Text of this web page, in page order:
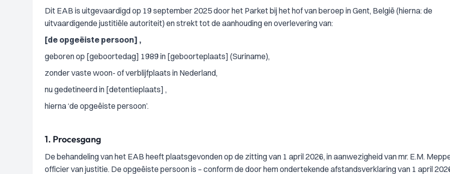
Dit EAB is uitgevaardigd op 19 september 2025 door het Parket bij het hof van beroep in Gent, België (hierna: de
uitvaardigende justitiële autoriteit) en strekt tot de aanhouding en overlevering van:
[de opgeëiste persoon] ,
geboren op [geboortedag] 1989 in [geboorteplaats] (Suriname),
zonder vaste woon- of verblijfplaats in Nederland,
nu gedetineerd in [detentieplaats] ,
hierna ‘de opgeëiste persoon’.
1. Procesgang
De behandeling van het EAB heeft plaatsgevonden op de zitting van 1 april 2026, in aanwezigheid van mr. E.M.
officier van justitie. De opgeëiste persoon is – conform de door hem ondertekende afstandsverklaring van 1 april